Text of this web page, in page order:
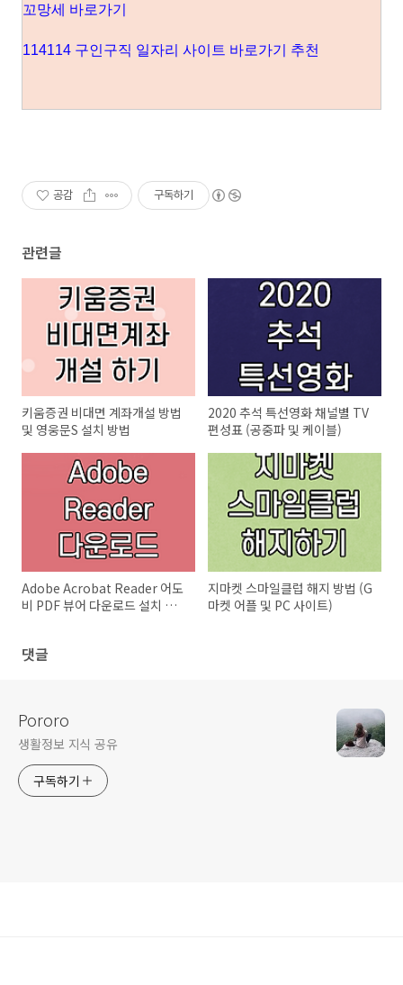
꼬망세 바로가기
114114 구인구직 일자리 사이트 바로가기 추천
공감 구독하기
관련글
키움증권 비대면 계좌개설 방법
및 영웅문S 설치 방법
2020 추석 특선영화 채널별 TV
편성표 (공중파 및 케이블)
Adobe Acrobat Reader 어도
비 PDF 뷰어 다운로드 설치 방
지마켓 스마일클럽 해지 방법 (G
마켓 어플 및 PC 사이트)
댓글
Pororo
생활정보 지식 공유
구독하기